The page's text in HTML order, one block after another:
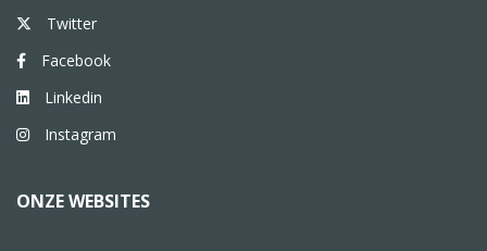
Twitter
Facebook
Linkedin
Instagram
ONZE WEBSITES